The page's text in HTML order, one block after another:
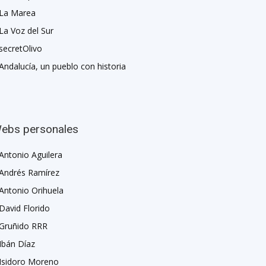
Marea
Voz del Sur
un pueblo con historia
personales
Aguilera
Ramírez
Orihuela
Florido
RRR
Díaz
Moreno